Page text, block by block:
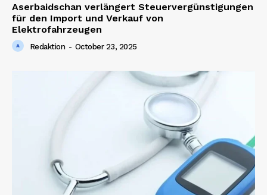
Aserbaidschan verlängert Steuervergünstigungen
für den Import und Verkauf von
Elektrofahrzeugen
Redaktion - October 23, 2025